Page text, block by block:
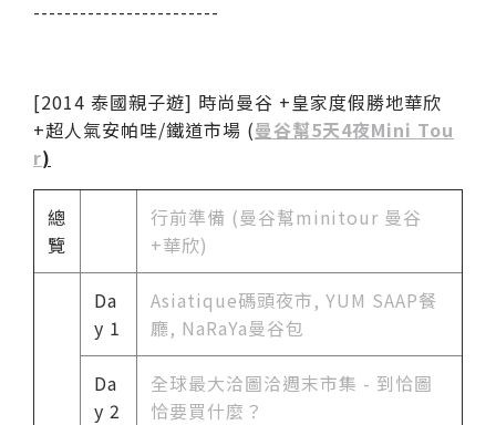
------------------------
[2014 泰國親子遊] 時尚曼谷 +皇家度假勝地華欣
+超人氣安帕哇/鐵道市場 (曼谷幫5天4夜Mini Tou
r)
總
覽
行前準備 (曼谷幫minitour 曼谷
+華欣)
Da
y 1
Asiatique碼頭夜市, YUM SAAP餐
廳, NaRaYa曼谷包
Da
y 2
全球最大洽圖洽週末市集 - 到恰圖
恰要買什麼？